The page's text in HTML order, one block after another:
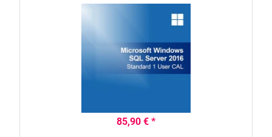
85,90 € *